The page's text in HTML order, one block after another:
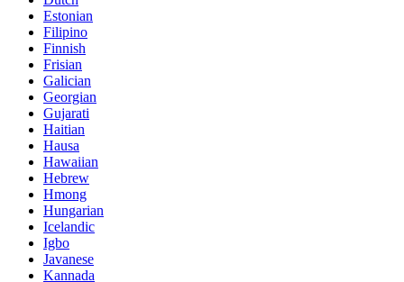
Estonian
Filipino
Finnish
Frisian
Galician
Georgian
Gujarati
Haitian
Hausa
Hawaiian
Hebrew
Hmong
Hungarian
Icelandic
Igbo
Javanese
Kannada